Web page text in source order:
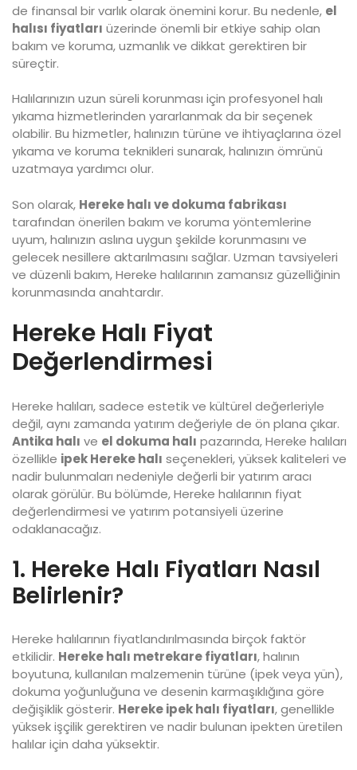
de finansal bir varlık olarak önemini korur. Bu nedenle, el
halısı fiyatları üzerinde önemli bir etkiye sahip olan
bakım ve koruma, uzmanlık ve dikkat gerektiren bir
süreçtir.
Halılarınızın uzun süreli korunması için profesyonel halı
yıkama hizmetlerinden yararlanmak da bir seçenek
olabilir. Bu hizmetler, halınızın türüne ve ihtiyaçlarına özel
yıkama ve koruma teknikleri sunarak, halınızın ömrünü
uzatmaya yardımcı olur.
Son olarak, Hereke halı ve dokuma fabrikası
tarafından önerilen bakım ve koruma yöntemlerine
uyum, halınızın aslına uygun şekilde korunmasını ve
gelecek nesillere aktarılmasını sağlar. Uzman tavsiyeleri
ve düzenli bakım, Hereke halılarının zamansız güzelliğinin
korunmasında anahtardır.
Hereke Halı Fiyat
Değerlendirmesi
Hereke halıları, sadece estetik ve kültürel değerleriyle
değil, aynı zamanda yatırım değeriyle de ön plana çıkar.
Antika halı ve el dokuma halı pazarında, Hereke halıları
özellikle ipek Hereke halı seçenekleri, yüksek kaliteleri ve
nadir bulunmaları nedeniyle değerli bir yatırım aracı
olarak görülür. Bu bölümde, Hereke halılarının fiyat
değerlendirmesi ve yatırım potansiyeli üzerine
odaklanacağız.
1. Hereke Halı Fiyatları Nasıl
Belirlenir?
Hereke halılarının fiyatlandırılmasında birçok faktör
etkilidir. Hereke halı metrekare fiyatları, halının
boyutuna, kullanılan malzemenin türüne (ipek veya yün),
dokuma yoğunluğuna ve desenin karmaşıklığına göre
değişiklik gösterir. Hereke ipek halı fiyatları, genellikle
yüksek işçilik gerektiren ve nadir bulunan ipekten üretilen
halılar için daha yüksektir.